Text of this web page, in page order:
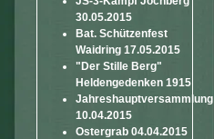
30.05.2015
Bat. Schützenfest
Waidring 17.05.2015
"Der Stille Berg"
Heldengedenken 1915
Jahreshauptversammlung
10.04.2015
Ostergrab 04.04.2015